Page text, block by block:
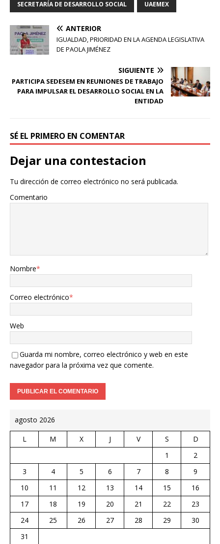
SECRETARÍA DE DESARROLLO SOCIAL UAEMEX
ANTERIOR
IGUALDAD, PRIORIDAD EN LA AGENDA LEGISLATIVA
DE PAOLA JIMÉNEZ
SIGUIENTE
PARTICIPA SEDESEM EN REUNIONES DE TRABAJO
PARA IMPULSAR EL DESARROLLO SOCIAL EN LA
ENTIDAD
SÉ EL PRIMERO EN COMENTAR
Dejar una contestacion
Tu dirección de correo electrónico no será publicada.
Comentario
Nombre*
Correo electrónico*
Web
Guarda mi nombre, correo electrónico y web en este
navegador para la próxima vez que comente.
agosto 2026
L M X J V S
D
1
2
3
4 5 6 7 8
9
10
11 12 13 14 15
16
17
18 19 20 21 22
23
24
25 26 27 28 29
30
31